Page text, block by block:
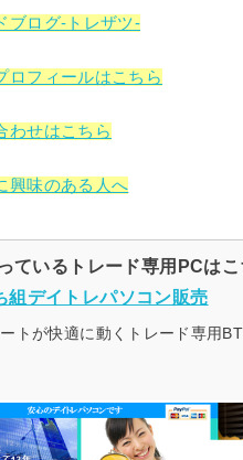
ブログ-トレザツ-
ロフィールはこちら
わせはこちら
興味のある人へ
ているトレード専用PCはこ
トが快適に動くトレード専用